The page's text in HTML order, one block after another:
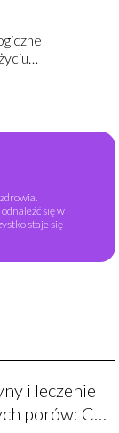
się w
staje się
i leczenie
porów: Co